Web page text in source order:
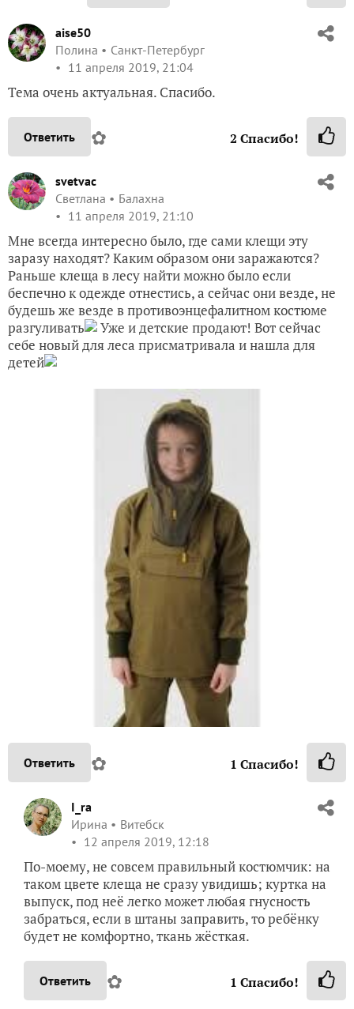
aise50
Полина
Санкт-Петербург
11 апреля 2019, 21:04
Тема очень актуальная. Спасибо.
Ответить ✿ 2 Спасибо!
svetvac
Светлана
Балахна
11 апреля 2019, 21:10
Мне всегда интересно было, где сами клещи эту
заразу находят? Каким образом они заражаются?
Раньше клеща в лесу найти можно было если
беспечно к одежде отнестись, а сейчас они везде, не
будешь же везде в противоэнцефалитном костюме
разгуливать
Уже и детские продают! Вот сейчас
себе новый для леса присматривала и нашла для
детей
Ответить ✿ 1 Спасибо!
I_ra
Ирина
Витебск
12 апреля 2019, 12:18
По-моему, не совсем правильный костюмчик: на
таком цвете клеща не сразу увидишь; куртка на
выпуск, под неё легко может любая гнусность
забраться, если в штаны заправить, то ребёнку
будет не комфортно, ткань жёсткая.
Ответить ✿ 1 Спасибо!